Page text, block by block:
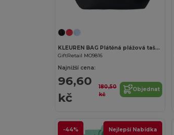
KLEUREN BAG Plátěná plážová taška
GiftRetail MO9816
Najnižší cena:
96,60
kč
180,50
kč
Objednat
-44% Nejlepší Nabídka